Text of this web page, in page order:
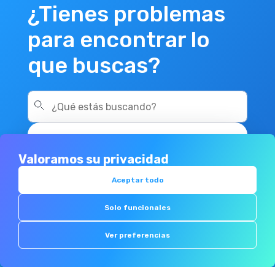
Valoramos su privacidad
Aceptar todo
Solo funcionales
Ver preferencias
¿Tienes problemas
para encontrar lo
que buscas?
Ya seasinstalador,
distribuidor o
fabricante de
materiales...
Contáctanos